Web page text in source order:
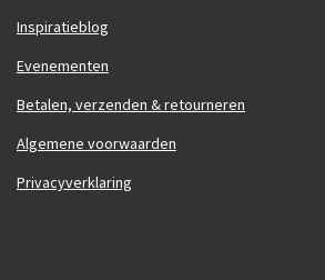
Inspiratieblog
Evenementen
Betalen, verzenden & retourneren
Algemene voorwaarden
Privacyverklaring